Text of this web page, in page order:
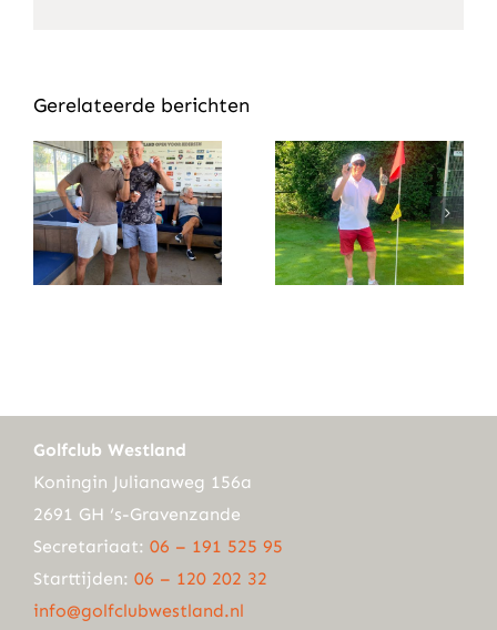
Gerelateerde berichten
Golfclub Westland
Koningin Julianaweg 156a
2691 GH ‘s-Gravenzande
Secretariaat: 06 – 191 525 95
Starttijden: 06 – 120 202 32
info@golfclubwestland.nl